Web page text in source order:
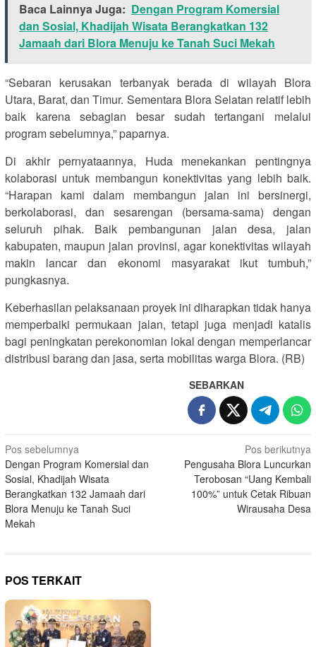
Baca Lainnya Juga: Dengan Program Komersial
dan Sosial, Khadijah Wisata Berangkatkan 132
Jamaah dari Blora Menuju ke Tanah Suci Mekah
“Sebaran kerusakan terbanyak berada di wilayah Blora
Utara, Barat, dan Timur. Sementara Blora Selatan relatif lebih
baik karena sebagian besar sudah tertangani melalui
program sebelumnya,” paparnya.
Di akhir pernyataannya, Huda menekankan pentingnya
kolaborasi untuk membangun konektivitas yang lebih baik.
“Harapan kami dalam membangun jalan ini bersinergi,
berkolaborasi, dan sesarengan (bersama-sama) dengan
seluruh pihak. Baik pembangunan jalan desa, jalan
kabupaten, maupun jalan provinsi, agar konektivitas wilayah
makin lancar dan ekonomi masyarakat ikut tumbuh,”
pungkasnya.
Keberhasilan pelaksanaan proyek ini diharapkan tidak hanya
memperbaiki permukaan jalan, tetapi juga menjadi katalis
bagi peningkatan perekonomian lokal dengan memperlancar
distribusi barang dan jasa, serta mobilitas warga Blora. (RB)
SEBARKAN
Navigasi
pos
Pos sebelumnya
Dengan Program Komersial dan
Sosial, Khadijah Wisata
Berangkatkan 132 Jamaah dari
Blora Menuju ke Tanah Suci
Mekah
Pos berikutnya
Pengusaha Blora Luncurkan
Terobosan “Uang Kembali
100%” untuk Cetak Ribuan
Wirausaha Desa
POS TERKAIT